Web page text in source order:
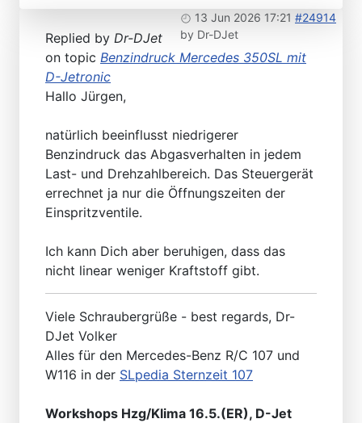
13 Jun 2026 17:21 #24914
by Dr-DJet
Replied by Dr-DJet
on topic Benzindruck Mercedes 350SL mit
D-Jetronic
Hallo Jürgen,
natürlich beeinflusst niedrigerer
Benzindruck das Abgasverhalten in jedem
Last- und Drehzahlbereich. Das Steuergerät
errechnet ja nur die Öffnungszeiten der
Einspritzventile.
Ich kann Dich aber beruhigen, dass das
nicht linear weniger Kraftstoff gibt.
Viele Schraubergrüße - best regards, Dr-
DJet Volker
Alles für den Mercedes-Benz R/C 107 und
W116 in der SLpedia Sternzeit 107
Workshops Hzg/Klima 16.5.(ER), D-Jet